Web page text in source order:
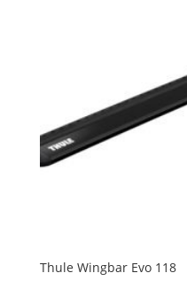
Thule Wingbar Evo 118